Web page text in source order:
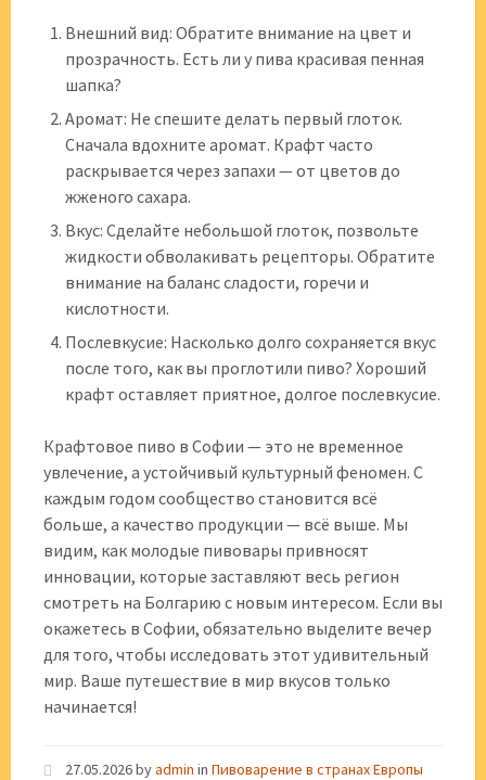
Внешний вид: Обратите внимание на цвет и
прозрачность. Есть ли у пива красивая пенная
шапка?
Аромат: Не спешите делать первый глоток.
Сначала вдохните аромат. Крафт часто
раскрывается через запахи — от цветов до
жженого сахара.
Вкус: Сделайте небольшой глоток, позвольте
жидкости обволакивать рецепторы. Обратите
внимание на баланс сладости, горечи и
кислотности.
Послевкусие: Насколько долго сохраняется вкус
после того, как вы проглотили пиво? Хороший
крафт оставляет приятное, долгое послевкусие.
Крафтовое пиво в Софии — это не временное
увлечение, а устойчивый культурный феномен. С
каждым годом сообщество становится всё
больше, а качество продукции — всё выше. Мы
видим, как молодые пивовары привносят
инновации, которые заставляют весь регион
смотреть на Болгарию с новым интересом. Если вы
окажетесь в Софии, обязательно выделите вечер
для того, чтобы исследовать этот удивительный
мир. Ваше путешествие в мир вкусов только
начинается!
27.05.2026byadmin in Пивоварение в странах Европы